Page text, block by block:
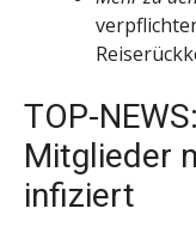
TOP-
Mitglieder
infiziert